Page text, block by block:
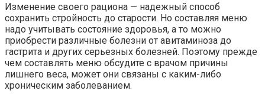
Изменение своего рациона — надежный способ
сохранить стройность до старости. Но составляя меню
надо учитывать состояние здоровья, а то можно
приобрести различные болезни от авитаминоза до
гастрита и других серьезных болезней. Поэтому прежде
чем составлять меню обсудите с врачом причины
лишнего веса, может они связаны с каким-либо
хроническим заболеванием.